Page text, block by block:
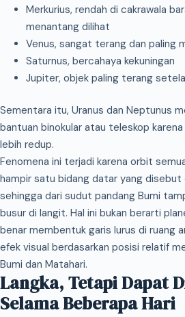
Merkurius, rendah di cakrawala
menantang dilihat
Venus, sangat terang dan paling
Saturnus, bercahaya kekuningan
Jupiter, objek paling terang
Sementara itu, Uranus dan Neptunus
bantuan binokular atau teleskop karena
lebih redup.
Fenomena ini terjadi karena orbit
hampir satu bidang datar yang disebut
sehingga dari sudut pandang Bumi
busur di langit. Hal ini bukan berarti
benar membentuk garis lurus di ruang
efek visual berdasarkan posisi relatif
Bumi dan Matahari.
Langka, Tetapi Dapat
Selama Beberapa Hari